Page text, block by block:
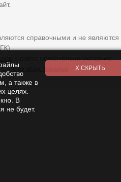
и не являются
Список всех товаров
а также в
целях.
В
не будет.